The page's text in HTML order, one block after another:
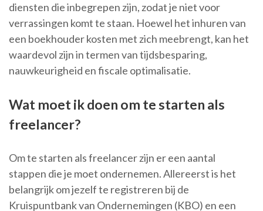
diensten die inbegrepen zijn, zodat je niet voor
verrassingen komt te staan. Hoewel het inhuren van
een boekhouder kosten met zich meebrengt, kan het
waardevol zijn in termen van tijdsbesparing,
nauwkeurigheid en fiscale optimalisatie.
Wat moet ik doen om te starten als
freelancer?
Om te starten als freelancer zijn er een aantal
stappen die je moet ondernemen. Allereerst is het
belangrijk om jezelf te registreren bij de
Kruispuntbank van Ondernemingen (KBO) en een